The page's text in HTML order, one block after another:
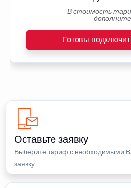
В стоимость
Готовы
Оставьте заявку
Выберите тариф с необходимыми
заявку